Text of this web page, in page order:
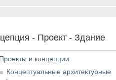
- Проект - Здание
Проекты и концепции
Концептуальные архитектурные